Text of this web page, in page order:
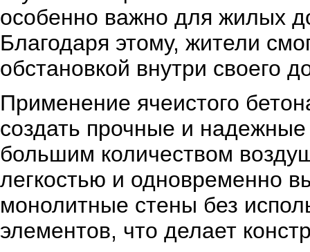
особенно важно для жилых
Благодаря этому, жители
обстановкой внутри своего
Применение ячеистого
создать прочные и надежные
большим количеством
легкостью и одновременно
монолитные стены без
элементов, что делает